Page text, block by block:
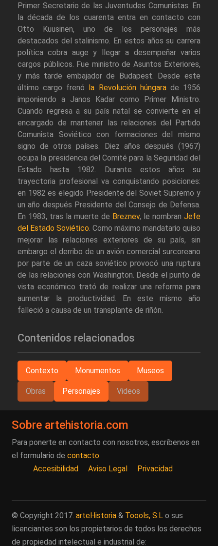
Primer Secretario de las Juventudes Comunistas. En
la década de los cuarenta entra en contacto con
Otto Kuusinen, uno de los personajes más
destacados del stalinismo. En estos años su carrera
política cobra auge y llegar a desempeñar varios
cargos públicos. Fue ministro de Asuntos Exteriores,
y más tarde embajador de Budapest. Desde este
último cargo frenó la Revolución húngarade 1956
imponiendo a Janos Kadar como Primer Ministro.
Cuando regresa a su país natal se convierte en el
encargado de mantener las relaciones del Partido
Comunista Soviético con formaciones del mismo
signo de otros países. Diez años después (1967)
ocupa la presidencia del Comité para la Seguridad del
Estado hasta 1982. Durante estos años su
trayectoria profesional va conquistando posiciones:
en 1982 es elegido Presidente del Soviet Supremo y
un año después Presidente del Consejo de Defensa.
En 1983, tras la muerte de Breznev, le nombran Jefe
del Estado Soviético. Como máximo mandatario quiso
mejorar las relaciones exteriores de su país, sin
embargo el derribo de un avión comercial surcoreano
por parte de un caza soviético provocó una ruptura
de las relaciones con Washington. Desde el punto de
vista económico trató de realizar una reforma para
aumentar la productividad. En este mismo año
falleció a causa de un transplante de riñón.
Contenidos relacionados
Contexto Monumentos Museos
Obras Personajes Videos
Sobre artehistoria.com
Para ponerte en contacto con nosotros, escríbenos en
el formulario de contacto
Accesibilidad
Aviso Legal Privacidad
© Copyright 2017. arteHistoria & Toools, S.L o sus
licenciantes son los propietarios de todos los derechos
de propiedad intelectual e industrial de: